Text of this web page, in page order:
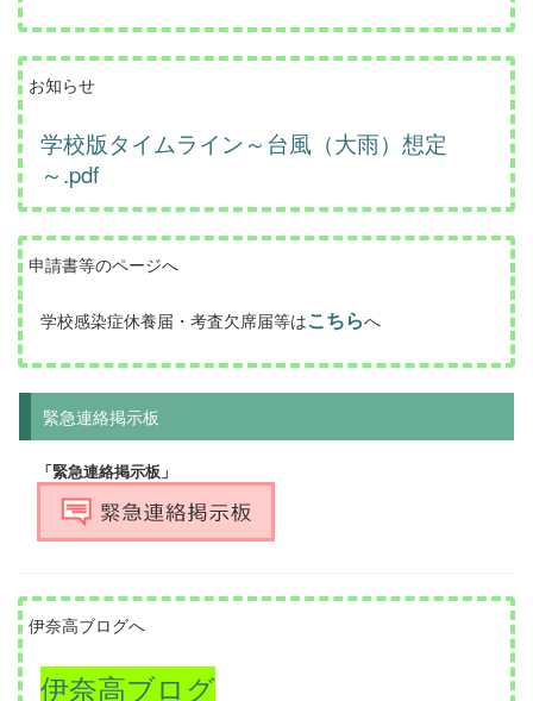
お知らせ
学校版タイムライン～台風（大雨）想定
～.pdf
申請書等のページへ
学校感染症休養届・考査欠席届等はこちらへ
緊急連絡掲示板
「緊急連絡掲示板」
伊奈高ブログへ
伊奈高ブログ